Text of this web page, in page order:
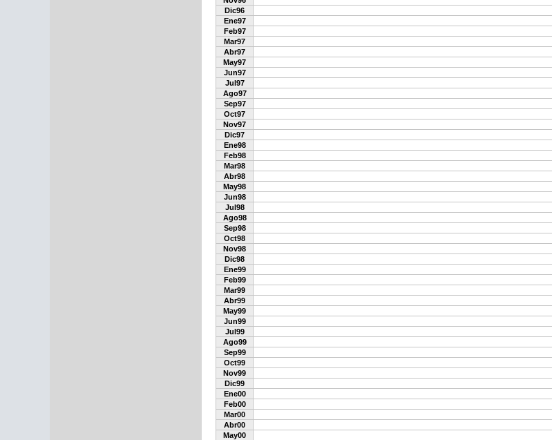
Dic96
Ene97
Feb97
Mar97
Abr97
May97
Jun97
Jul97
Ago97
Sep97
Oct97
Nov97
Dic97
Ene98
Feb98
Mar98
Abr98
May98
Jun98
Jul98
Ago98
Sep98
Oct98
Nov98
Dic98
Ene99
Feb99
Mar99
Abr99
May99
Jun99
Jul99
Ago99
Sep99
Oct99
Nov99
Dic99
Ene00
Feb00
Mar00
Abr00
May00